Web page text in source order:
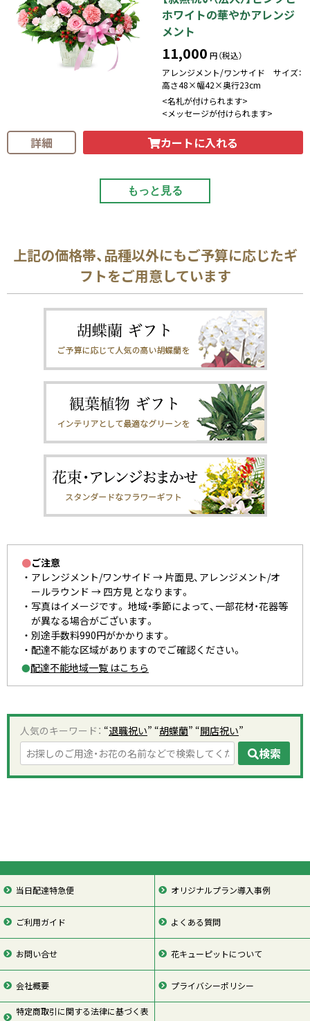
ホワイトの華やかアレンジ
メント
11,000 円（税込）
アレンジメント/ワンサイド サイズ：
高さ48×幅42×奥行23cm
<名札が付けられます>
<メッセージが付けられます>
詳細 カートに入れる
もっと見る
上記の価格帯、品種以外にもご予算に応じたギ
フトをご用意しています
●ご注意
アレンジメント/ワンサイド → 片面見、アレンジメント/オ
ールラウンド → 四方見 となります。
写真はイメージです。 地域・季節によって、一部花材・花器等
が異なる場合がございます。
別途手数料990円がかかります。
配達不能な区域がありますのでご確認ください。
●配達不能地域一覧 はこちら
人気のキーワード： “退職祝い” “胡蝶蘭” “開店祝い”
検索
当日配達特急便 オリジナルプラン導入事例
ご利用ガイド よくある質問
お問い合せ 花キューピットについて
会社概要 プライバシーポリシー
特定商取引に関する法律に基づく表